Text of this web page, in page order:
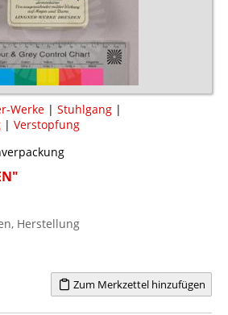
Werke | Stuhlgang |
| Verstopfung
Herstellung
Zum Merkzettel hinzufügen